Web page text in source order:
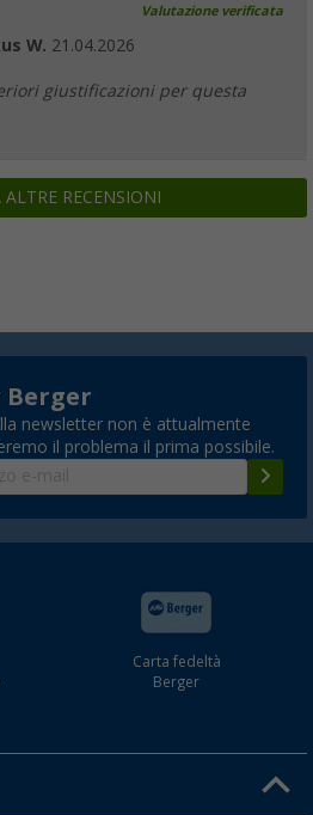
Valutazione verificata
W. 21.04.2026
giustificazioni per questa
ALTRE RECENSIONI
newsletter non è attualmente
il problema il prima possibile.
Carta fedeltà
Berger